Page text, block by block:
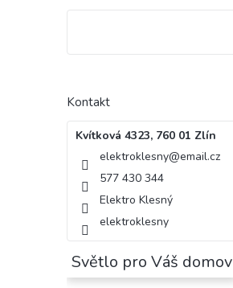
Kontakt
Kvítková 4323, 760 01 Zlín
elektroklesny@email.cz
577 430 344
Elektro Klesný
elektroklesny
Světlo pro Váš domov